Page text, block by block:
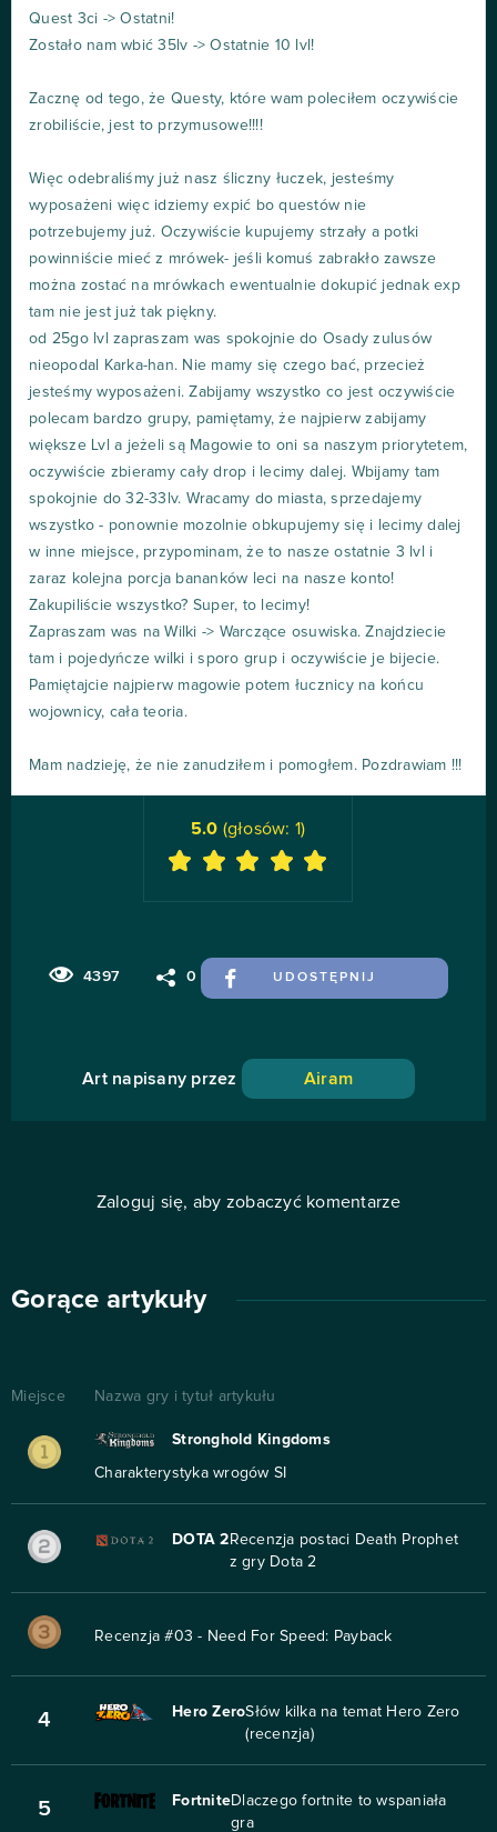
Quest 3ci -> Ostatni!
Zostało nam wbić 35lv -> Ostatnie 10 lvl!
Zacznę od tego, że Questy, które wam poleciłem oczywiście
zrobiliście, jest to przymusowe!!!!
Więc odebraliśmy już nasz śliczny łuczek, jesteśmy
wyposażeni więc idziemy expić bo questów nie
potrzebujemy już. Oczywiście kupujemy strzały a potki
powinniście mieć z mrówek- jeśli komuś zabrakło zawsze
można zostać na mrówkach ewentualnie dokupić jednak exp
tam nie jest już tak piękny.
od 25go lvl zapraszam was spokojnie do Osady zulusów
nieopodal Karka-han. Nie mamy się czego bać, przecież
jesteśmy wyposażeni. Zabijamy wszystko co jest oczywiście
polecam bardzo grupy, pamiętamy, że najpierw zabijamy
większe Lvl a jeżeli są Magowie to oni sa naszym priorytetem,
oczywiście zbieramy cały drop i lecimy dalej. Wbijamy tam
spokojnie do 32-33lv. Wracamy do miasta, sprzedajemy
wszystko - ponownie mozolnie obkupujemy się i lecimy dalej
w inne miejsce, przypominam, że to nasze ostatnie 3 lvl i
zaraz kolejna porcja bananków leci na nasze konto!
Zakupiliście wszystko? Super, to lecimy!
Zapraszam was na Wilki -> Warczące osuwiska. Znajdziecie
tam i pojedyńcze wilki i sporo grup i oczywiście je bijecie.
Pamiętajcie najpierw magowie potem łucznicy na końcu
wojownicy, cała teoria.
Mam nadzieję, że nie zanudziłem i pomogłem. Pozdrawiam !!!
4397 0 UDOSTĘPNIJ
5.0 (głosów: 1)
Art napisany przez Airam
Zaloguj się, aby zobaczyć komentarze
Gorące artykuły
Miejsce Nazwa gry i tytuł artykułu
Stronghold Kingdoms
Charakterystyka wrogów SI
DOTA 2 Recenzja postaci Death Prophet
z gry Dota 2
Recenzja #03 - Need For Speed: Payback
4 Hero ZeroSłów kilka na temat Hero Zero
(recenzja)
5 FortniteDlaczego fortnite to wspaniała
gra